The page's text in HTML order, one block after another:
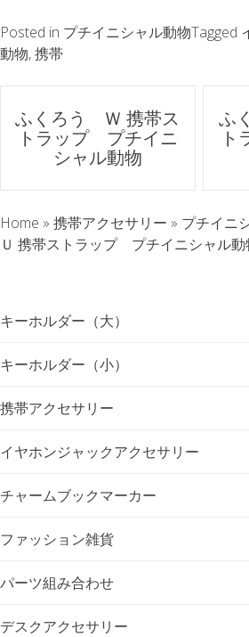
Posted in プチイニシャル動物Tagged
動物,携帯
ポ
ス
ト
ナ
ゲ
ー
シ
ョ
ン
ふくろう Ｗ 携帯ス
トラップ プチイニ
シャル動物
ふ
Home » 携帯アクセサリー » プチイニ
Ｕ 携帯ストラップ プチイニシャル動
キーホルダー（大）
キーホルダー（小）
携帯アクセサリー
イヤホンジャックアクセサリー
チャームブックマーカー
ファッション雑貨
パーツ組み合わせ
デスクアクセサリー